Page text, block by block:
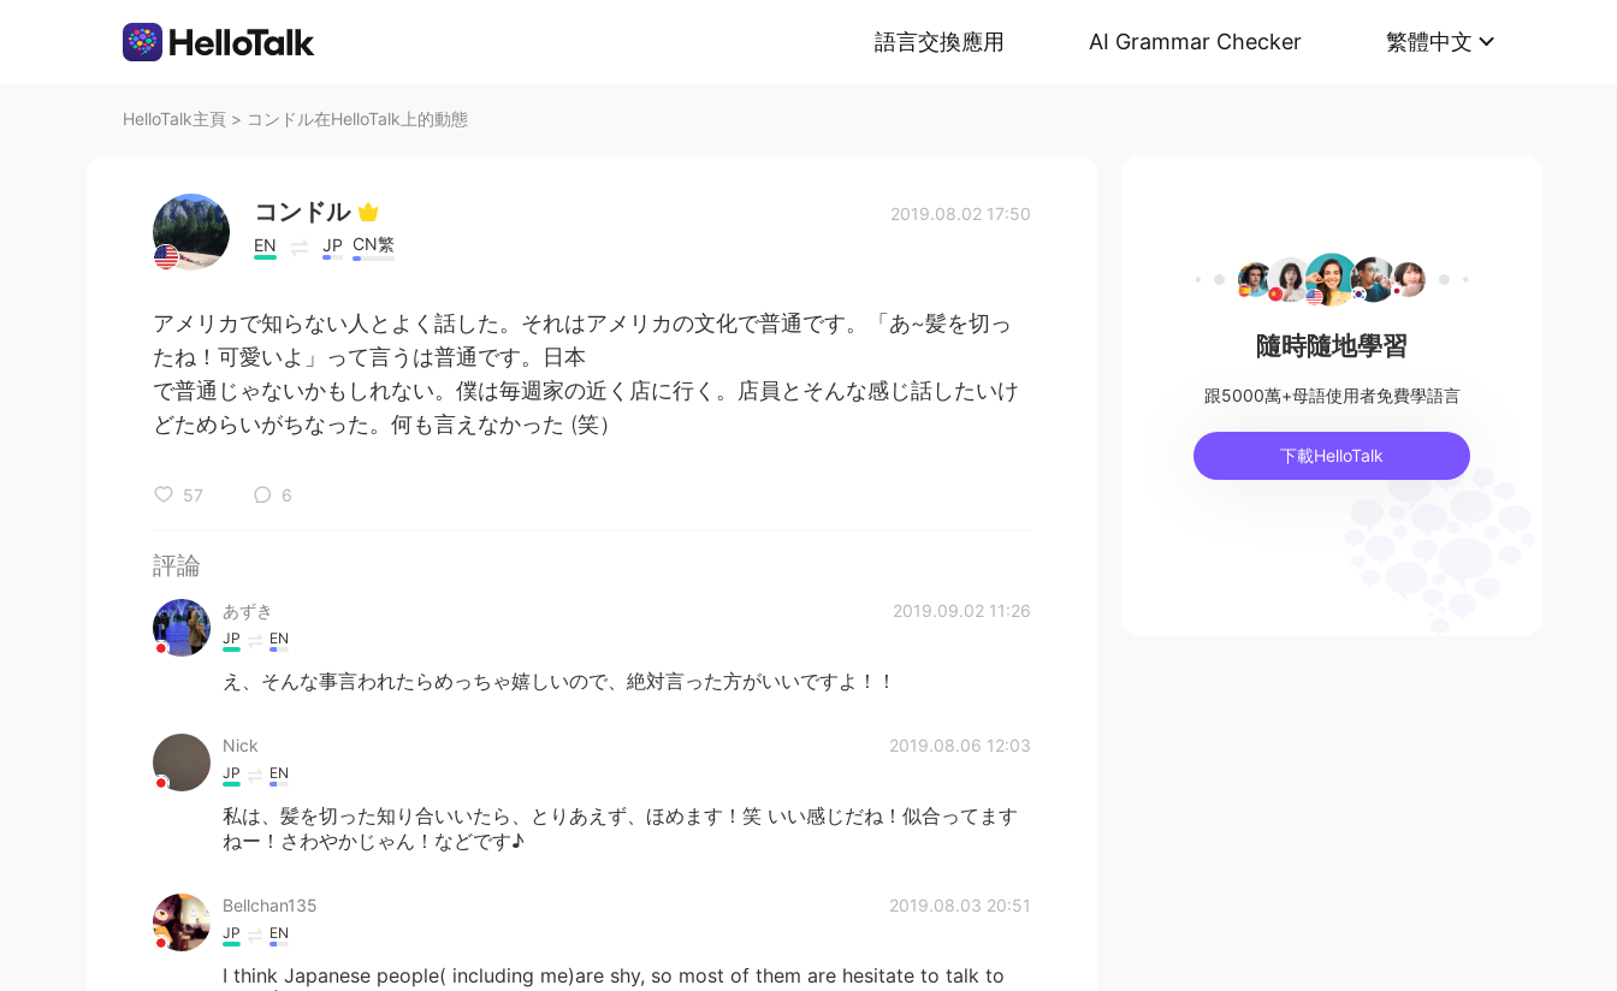
語言交換應用 AI Grammar Checker 繁體中文
HelloTalk主頁 > コンドル在HelloTalk上的動態
コンドル
EN JP CN繁
2019.08.02 17:50
アメリカで知らない人とよく話した。それはアメリカの文化で普通です。「あ~髪を切っ
たね！可愛いよ」って言うは普通です。日本
で普通じゃないかもしれない。僕は毎週家の近く店に行く。店員とそんな感じ話したいけ
どためらいがちなった。何も言えなかった (笑）
57 6
評論
あずき 2019.09.02 11:26
JP EN
え、そんな事言われたらめっちゃ嬉しいので、絶対言った方がいいですよ！！
Nick 2019.08.06 12:03
JP EN
私は、髪を切った知り合いいたら、とりあえず、ほめます！笑 いい感じだね！似合ってます
ねー！さわやかじゃん！などです♪
Bellchan135 2019.08.03 20:51
JP EN
I think Japanese people( including me)are shy, so most of them are hesitate to talk to
隨時隨地學習
跟5000萬+母語使用者免費學語言
下載HelloTalk